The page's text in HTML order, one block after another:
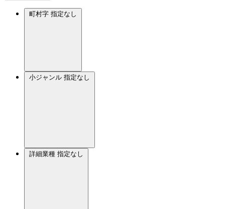
町村字 指定なし
小ジャンル 指定なし
詳細業種 指定なし